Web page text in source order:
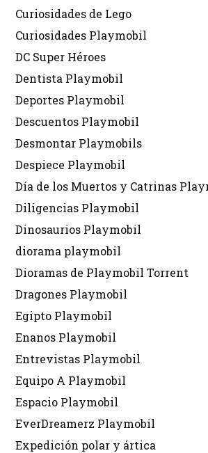
Curiosidades de Lego
Curiosidades Playmobil
DC Super Héroes
Dentista Playmobil
Deportes Playmobil
Descuentos Playmobil
Desmontar Playmobils
Despiece Playmobil
Día de los Muertos y Catrinas
Diligencias Playmobil
Dinosaurios Playmobil
diorama playmobil
Dioramas de Playmobil Torrent
Dragones Playmobil
Egipto Playmobil
Enanos Playmobil
Entrevistas Playmobil
Equipo A Playmobil
Espacio Playmobil
EverDreamerz Playmobil
Expedición polar y ártica